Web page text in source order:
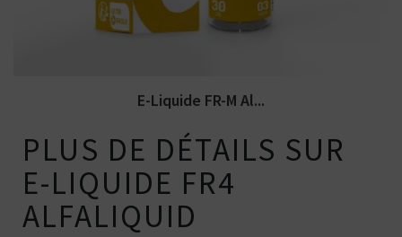
E-Liquide FR-M Al...
PLUS DE DÉTAILS SUR
E-LIQUIDE FR4
ALFALIQUID